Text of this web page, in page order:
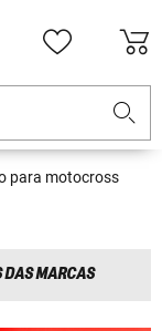
para motocross
DAS MARCAS